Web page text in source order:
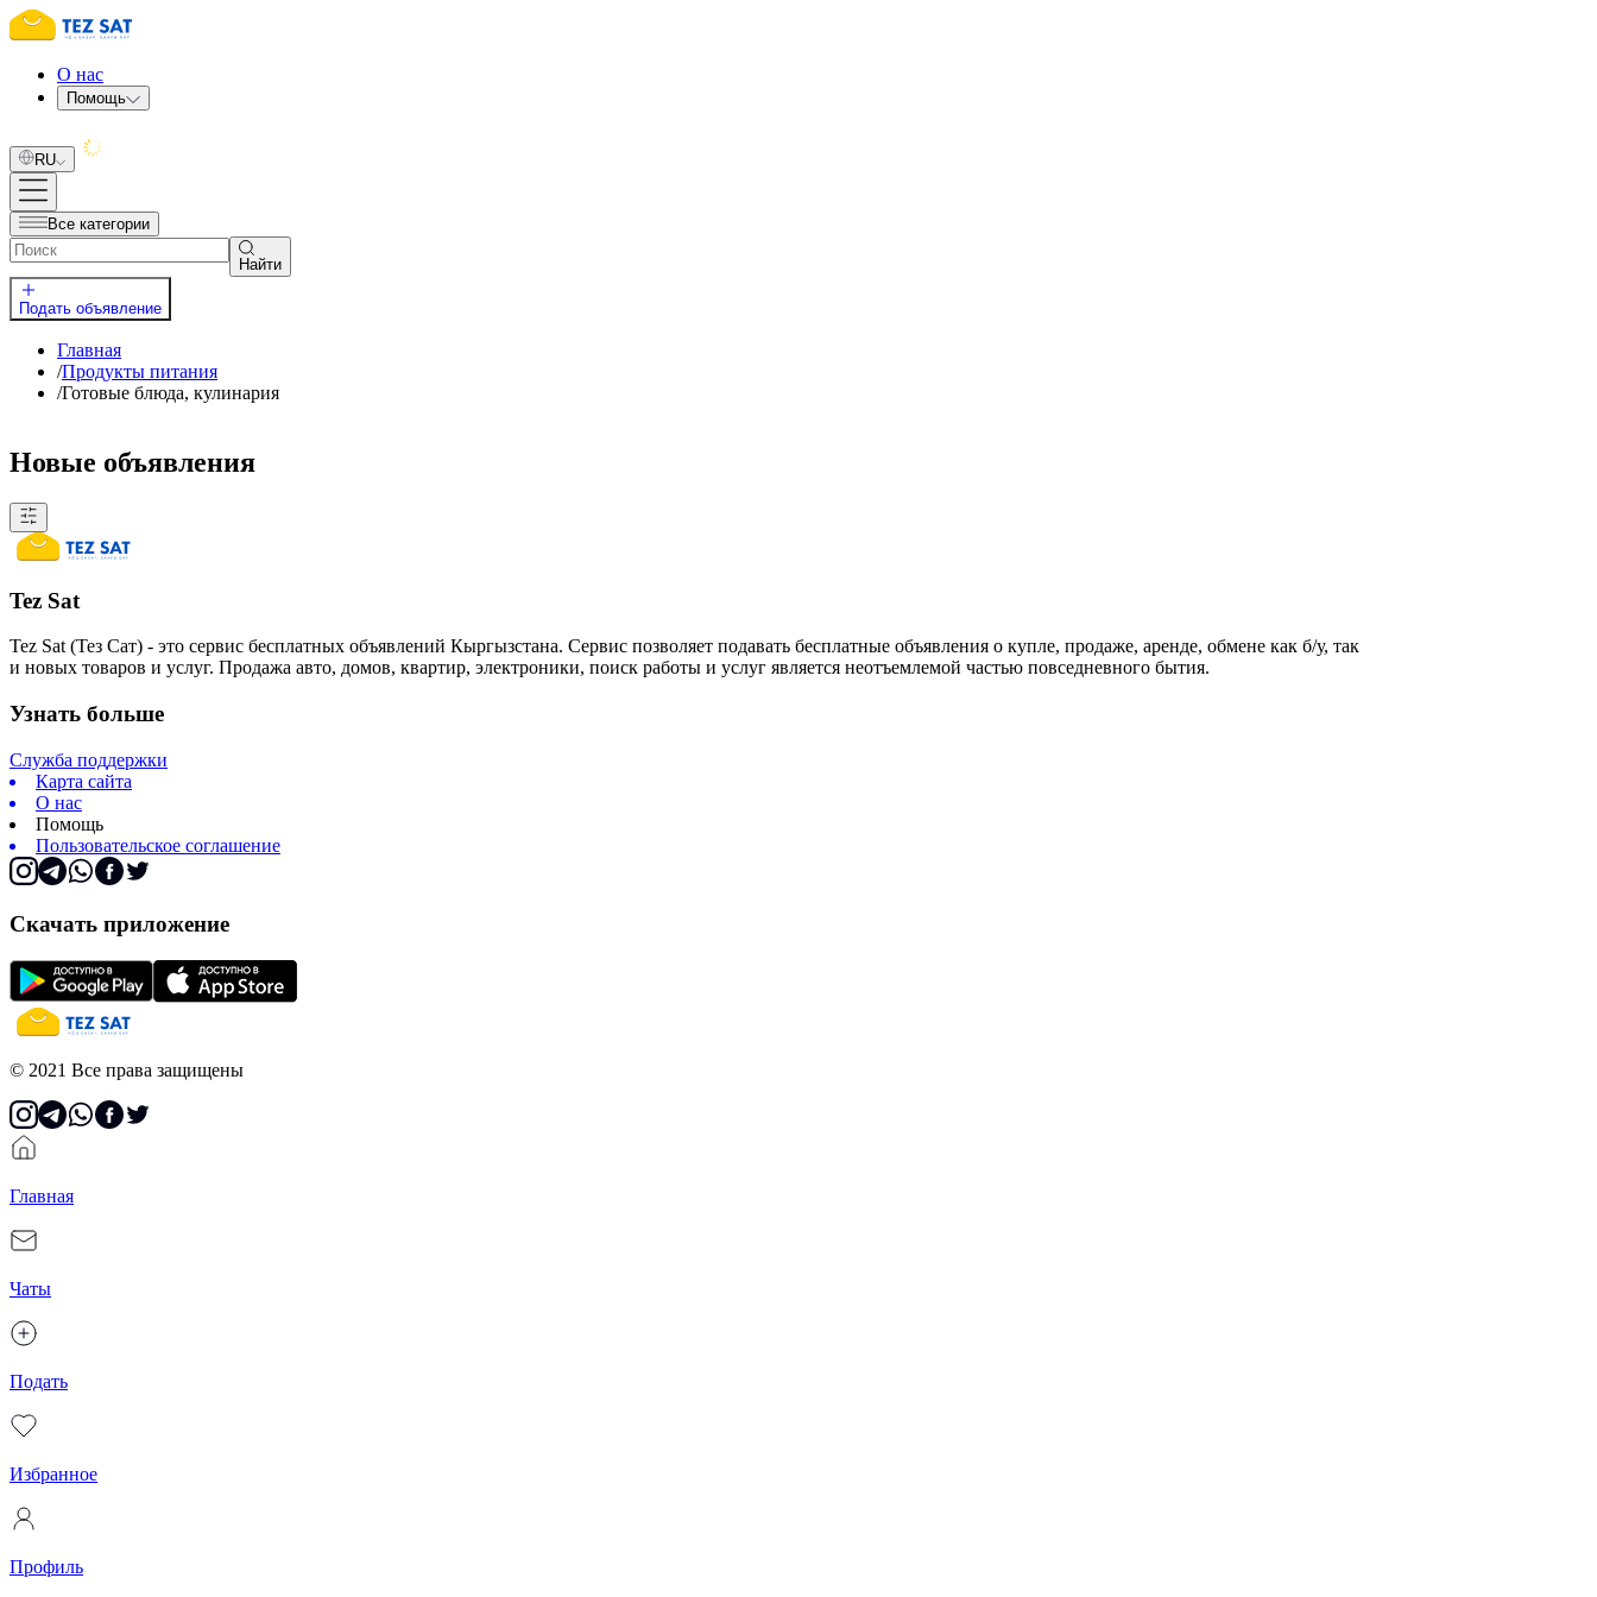
О нас
Помощь
RU
Все категории
Найти
Подать объявление
Главная
/Продукты питания
/Готовые блюда, кулинария
Новые объявления
Tez Sat
Tez Sat (Тез Сат) - это сервис бесплатных объявлений Кыргызстана. Сервис позволяет подавать бесплатные объявления о купле, продаже, аренде, обмене как б/у, так
и новых товаров и услуг. Продажа авто, домов, квартир, электроники, поиск работы и услуг является неотъемлемой частью повседневного бытия.
Узнать больше
Служба поддержки
Карта сайта
О нас
Помощь
Пользовательское соглашение
Скачать приложение
© 2021 Все права защищены
Главная
Чаты
Подать
Избранное
Профиль